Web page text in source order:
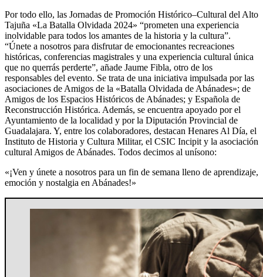
Por todo ello, las Jornadas de Promoción Histórico–Cultural del Alto
Tajuña «La Batalla Olvidada 2024» “prometen una experiencia
inolvidable para todos los amantes de la historia y la cultura”.
“Únete a nosotros para disfrutar de emocionantes recreaciones
históricas, conferencias magistrales y una experiencia cultural única
que no querrás perderte”, añade Jaume Fibla, otro de los
responsables del evento. Se trata de una iniciativa impulsada por las
asociaciones de Amigos de la «Batalla Olvidada de Abánades»; de
Amigos de los Espacios Históricos de Abánades; y Española de
Reconstrucción Histórica. Además, se encuentra apoyado por el
Ayuntamiento de la localidad y por la Diputación Provincial de
Guadalajara. Y, entre los colaboradores, destacan Henares Al Día, el
Instituto de Historia y Cultura Militar, el CSIC Incipit y la asociación
cultural Amigos de Abánades. Todos decimos al unísono:
«¡Ven y únete a nosotros para un fin de semana lleno de aprendizaje,
emoción y nostalgia en Abánades!»